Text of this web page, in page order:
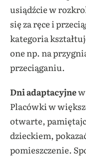
usiądźcie w
się za ręce i
kategoria
one np. na
przeciąganiu.
Dni adaptacyjne
Placówki w
otwarte,
dzieckiem,
pomieszczenie.